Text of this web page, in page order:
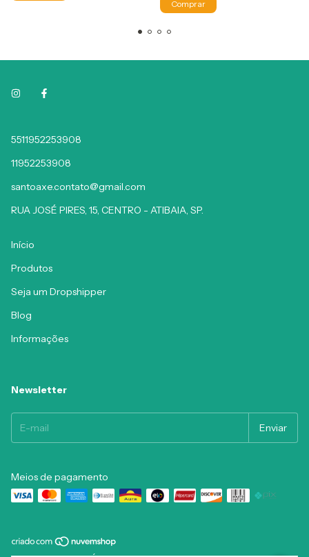
5511952253908
11952253908
santoaxe.contato@gmail.com
RUA JOSÉ PIRES, 15, CENTRO - ATIBAIA, SP.
Início
Produtos
Seja um Dropshipper
Blog
Informações
Newsletter
Meios de pagamento